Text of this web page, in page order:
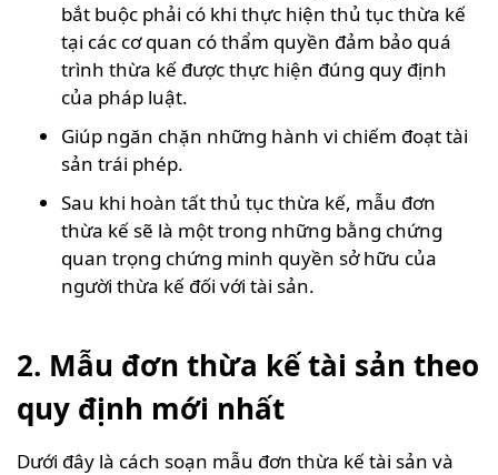
bắt buộc phải có khi thực hiện thủ tục thừa kế
tại các cơ quan có thẩm quyền đảm bảo quá
trình thừa kế được thực hiện đúng quy định
của pháp luật.
Giúp ngăn chặn những hành vi chiếm đoạt tài
sản trái phép.
Sau khi hoàn tất thủ tục thừa kế, mẫu đơn
thừa kế sẽ là một trong những bằng chứng
quan trọng chứng minh quyền sở hữu của
người thừa kế đối với tài sản.
2. Mẫu đơn thừa kế tài sản theo
quy định mới nhất
Dưới đây là cách soạn mẫu đơn thừa kế tài sản và